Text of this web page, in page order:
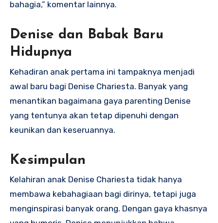
bahagia,” komentar lainnya.
Denise dan Babak Baru
Hidupnya
Kehadiran anak pertama ini tampaknya menjadi
awal baru bagi Denise Chariesta. Banyak yang
menantikan bagaimana gaya parenting Denise
yang tentunya akan tetap dipenuhi dengan
keunikan dan keseruannya.
Kesimpulan
Kelahiran anak Denise Chariesta tidak hanya
membawa kebahagiaan bagi dirinya, tetapi juga
menginspirasi banyak orang. Dengan gaya khasnya